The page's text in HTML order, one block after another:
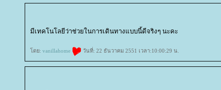
มีเทคโนโลยีว่าช่วยในการเดินทางแบบนี้ดีจริงๆ นะคะ
ดย: vanillahome วันที่: 22 ธันวาคม 2551 เวลา:10:00:29 น.